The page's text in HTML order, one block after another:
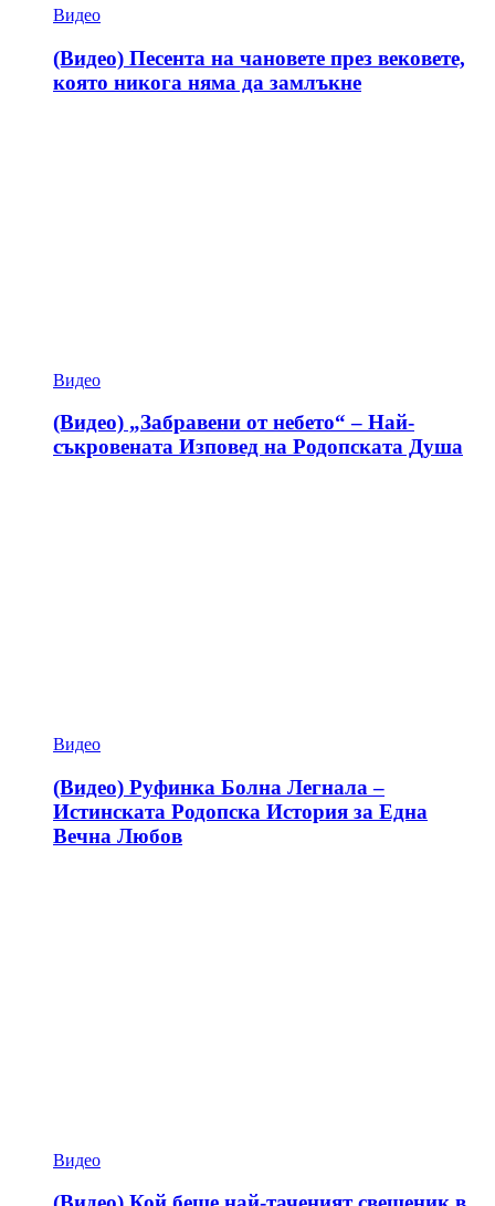
Видео
(Видео) Песента на чановете през вековете,
която никога няма да замлъкне
Видео
(Видео) „Забравени от небето“ – Най-
съкровената Изповед на Родопската Душа
Видео
(Видео) Руфинка Болна Легнала –
Истинската Родопска История за Една
Вечна Любов
Видео